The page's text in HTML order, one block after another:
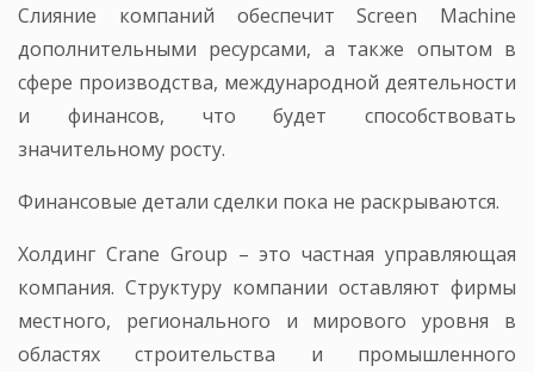
Слияние компаний обеспечит Screen Machine
дополнительными ресурсами, а также опытом в
сфере производства, международной деятельности
и финансов, что будет способствовать
значительному росту.
Финансовые детали сделки пока не раскрываются.
Холдинг Crane Group – это частная управляющая
компания. Структуру компании оставляют фирмы
местного, регионального и мирового уровня в
областях строительства и промышленного